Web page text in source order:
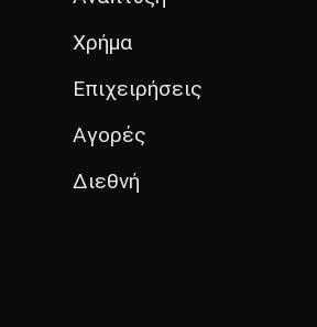
Χρήμα
Επιχειρήσεις
Αγορές
Διεθνή